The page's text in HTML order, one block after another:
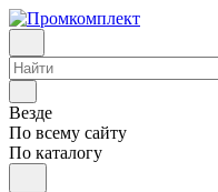
Везде
По всему сайту
По каталогу